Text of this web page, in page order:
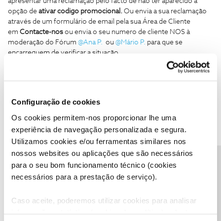
Configuração de cookies
Os cookies permitem-nos proporcionar lhe uma
experiência de navegação personalizada e segura.
Utilizamos cookies e/ou ferramentas similares nos
nossos websites ou aplicações que são necessários
para o seu bom funcionamento técnico (cookies
necessários para a prestação de serviço).
Caso aceite, poderemos utilizar cookies para analisar
opção de ativar codigo promocional. Ou envia a sua reclamação
através de um formulário de email pela sua Área de Cliente
em Contacte-nos ou envia o seu numero de cliente NOS à
moderação do Fórum @Ana P. ou @Mário P. para que se
encarreguem de verificar a situação.
Olá@SORAIA DE OLIVEIRA PINTO,
Qual era o filme que pretendia alugar?
Ajude a comunidade a encontrar informação relevante. Marque